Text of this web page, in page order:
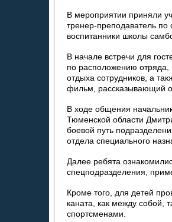
В мероприятии приняли
тренер-преподаватель
воспитанники школы
В начале встречи для
по расположению отряда,
отдыха сотрудников, а
фильм, рассказывающий
В ходе общения
Тюменской области
боевой путь
отдела специального
Далее ребята
спецподразделения,
Кроме того, для детей
каната, как между
спортсменами.